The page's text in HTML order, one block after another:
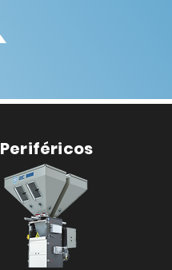
Periféricos